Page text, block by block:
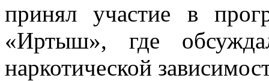
принял участие в
«Иртыш», где
наркотической